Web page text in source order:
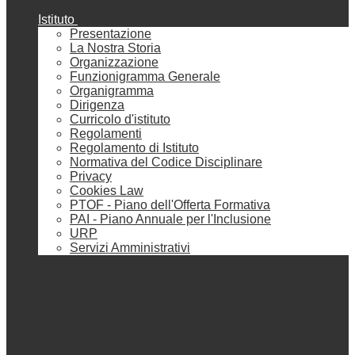
Istituto
Presentazione
La Nostra Storia
Organizzazione
Funzionigramma Generale
Organigramma
Dirigenza
Curricolo d'istituto
Regolamenti
Regolamento di Istituto
Normativa del Codice Disciplinare
Privacy
Cookies Law
PTOF - Piano dell'Offerta Formativa
PAI - Piano Annuale per l'Inclusione
URP
Servizi Amministrativi